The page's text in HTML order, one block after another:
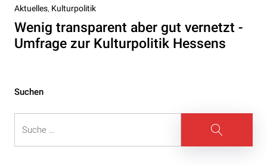
Nächster
Beitrag
Aktuelles Kulturpolitik
Wenig transparent aber gut vernetzt -
Umfrage zur Kulturpolitik Hessens
Suchen
Suche